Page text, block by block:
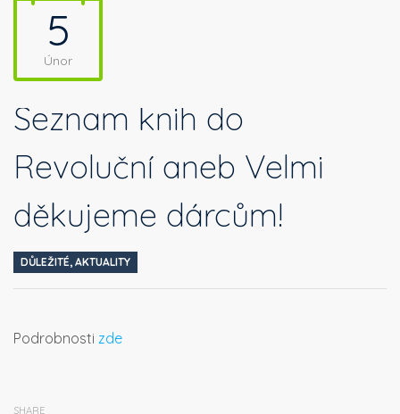
5
Únor
Seznam knih do
Revoluční aneb Velmi
děkujeme dárcům!
DŮLEŽITÉ, AKTUALITY
Podrobnosti zde
SHARE